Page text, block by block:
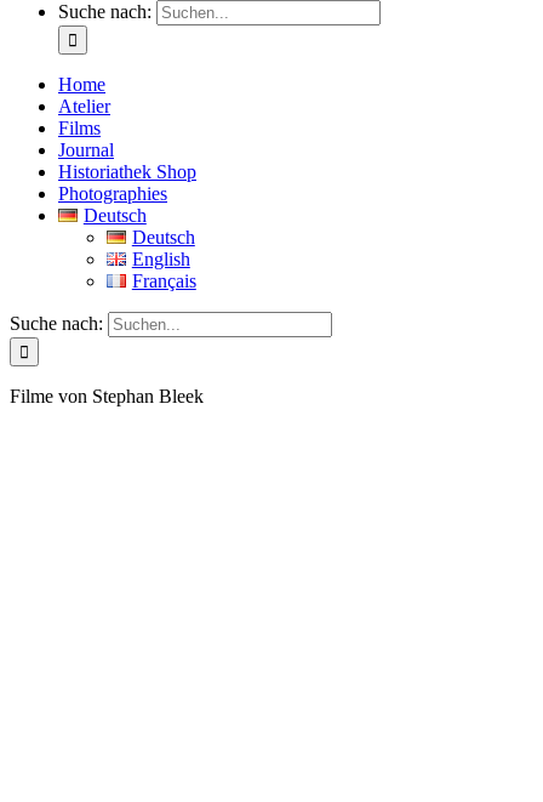
Suche nach:
Home
Atelier
Films
Journal
Historiathek Shop
Photographies
Deutsch
Deutsch
English
Français
Suche nach:
Filme von Stephan Bleek